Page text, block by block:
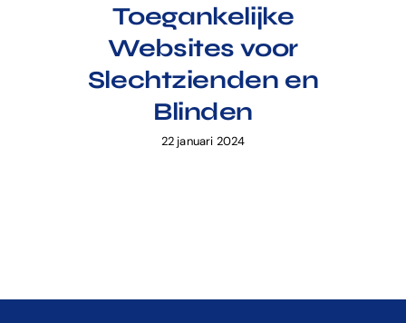
Toegankelijke
Websites voor
Slechtzienden en
Blinden
22 januari 2024